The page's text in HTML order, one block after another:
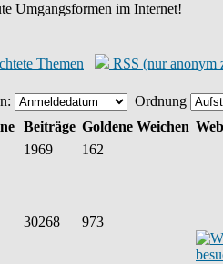
Umgangsformen im Internet!
Themen RSS (nur anonym
Ordnung
Beiträge Goldene Weichen
1969 162
30268 973